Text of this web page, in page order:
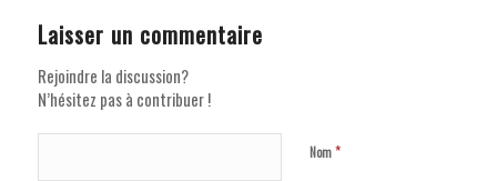
Laisser un commentaire
Rejoindre la discussion?
N’hésitez pas à contribuer !
Nom*